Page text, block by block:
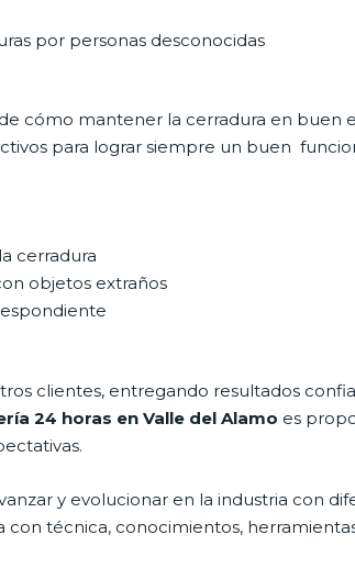
por personas desconocidas
cómo mantener la cerradura en buen
para lograr siempre un buen
cerradura
objetos extraños
clientes, entregando resultados
24 horas en Valle del Alamo es
y evolucionar en la industria con
con técnica, conocimientos,